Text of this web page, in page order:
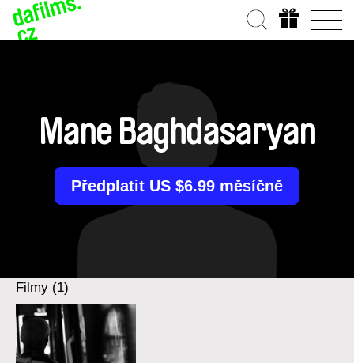
Mane Baghdasaryan
Předplatit US $6.99 měsíčně
Filmy (1)